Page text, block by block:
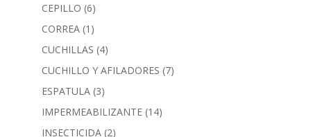
CEPILLO (6)
CORREA (1)
CUCHILLAS (4)
CUCHILLO Y AFILADORES (7)
ESPATULA (3)
IMPERMEABILIZANTE (14)
INSECTICIDA (2)